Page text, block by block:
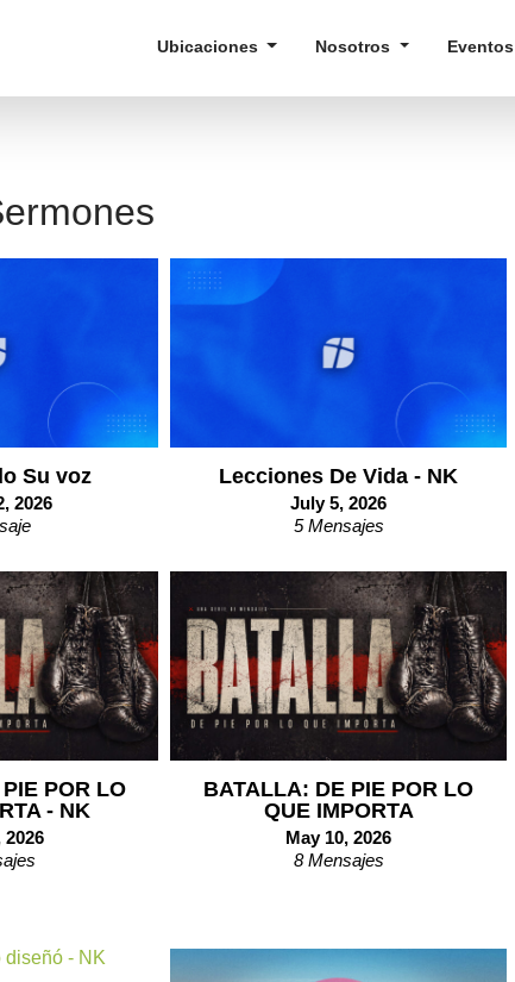
Ubicaciones Nosotros Eventos
Su voz
2026
Lecciones De Vida - NK
July 5, 2026
5 Mensajes
POR LO
- NK
2026
BATALLA: DE PIE POR LO
QUE IMPORTA
May 10, 2026
8 Mensajes